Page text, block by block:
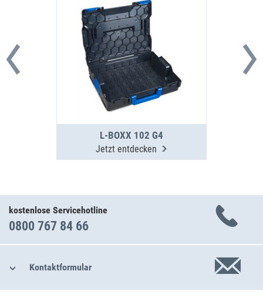
L-BOXX 102 G4
Jetzt entdecken
kostenlose Servicehotline
0800 767 84 66
Kontaktformular